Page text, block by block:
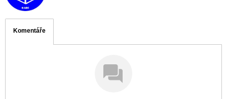
Komentáře